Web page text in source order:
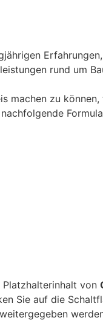
rund um
machen zu können,
Platzhalterinhalt von
Sie auf die